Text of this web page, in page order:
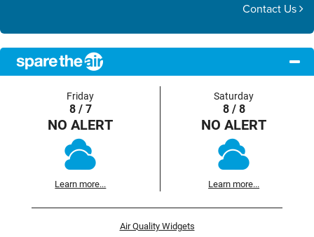
Contact Us
Friday
8 / 7
NO ALERT
Learn more...
Saturday
8 / 8
NO ALERT
Learn more...
Air Quality Widgets